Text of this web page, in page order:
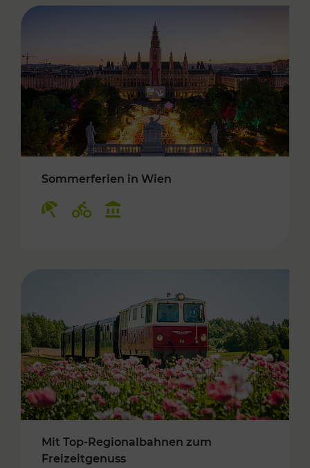
Sommerferien in Wien
Mit Top-Regionalbahnen zum
Freizeitgenuss